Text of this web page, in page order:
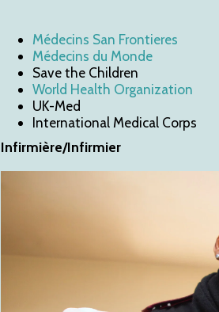
Médecins San Frontieres
Médecins du Monde
Save the Children
World Health Organization
UK-Med
International Medical Corps
Infirmière/Infirmier